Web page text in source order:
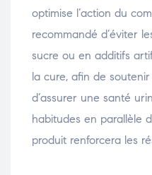
optimise l’action du
recommandé d’éviter
sucre ou en additifs
la cure, afin de
d’assurer une santé
habitudes en parallèle
produit renforcera les